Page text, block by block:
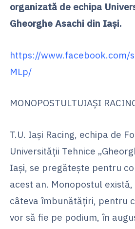
organizată de echipa
Gheorghe Asachi din Iași.
https://www.facebook.com/
MLp/
MONOPOSTULTUIAŞI
T.U. Iași Racing, echipa de
Universității Tehnice
Iași, se pregătește pentru
acest an. Monopostul
câteva îmbunătăţiri, pentru
vor să fie pe podium, în